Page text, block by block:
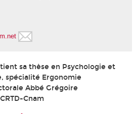
sa thèse en Psychologie et
spécialité Ergonomie
Abbé Grégoire
CRTD-Cnam